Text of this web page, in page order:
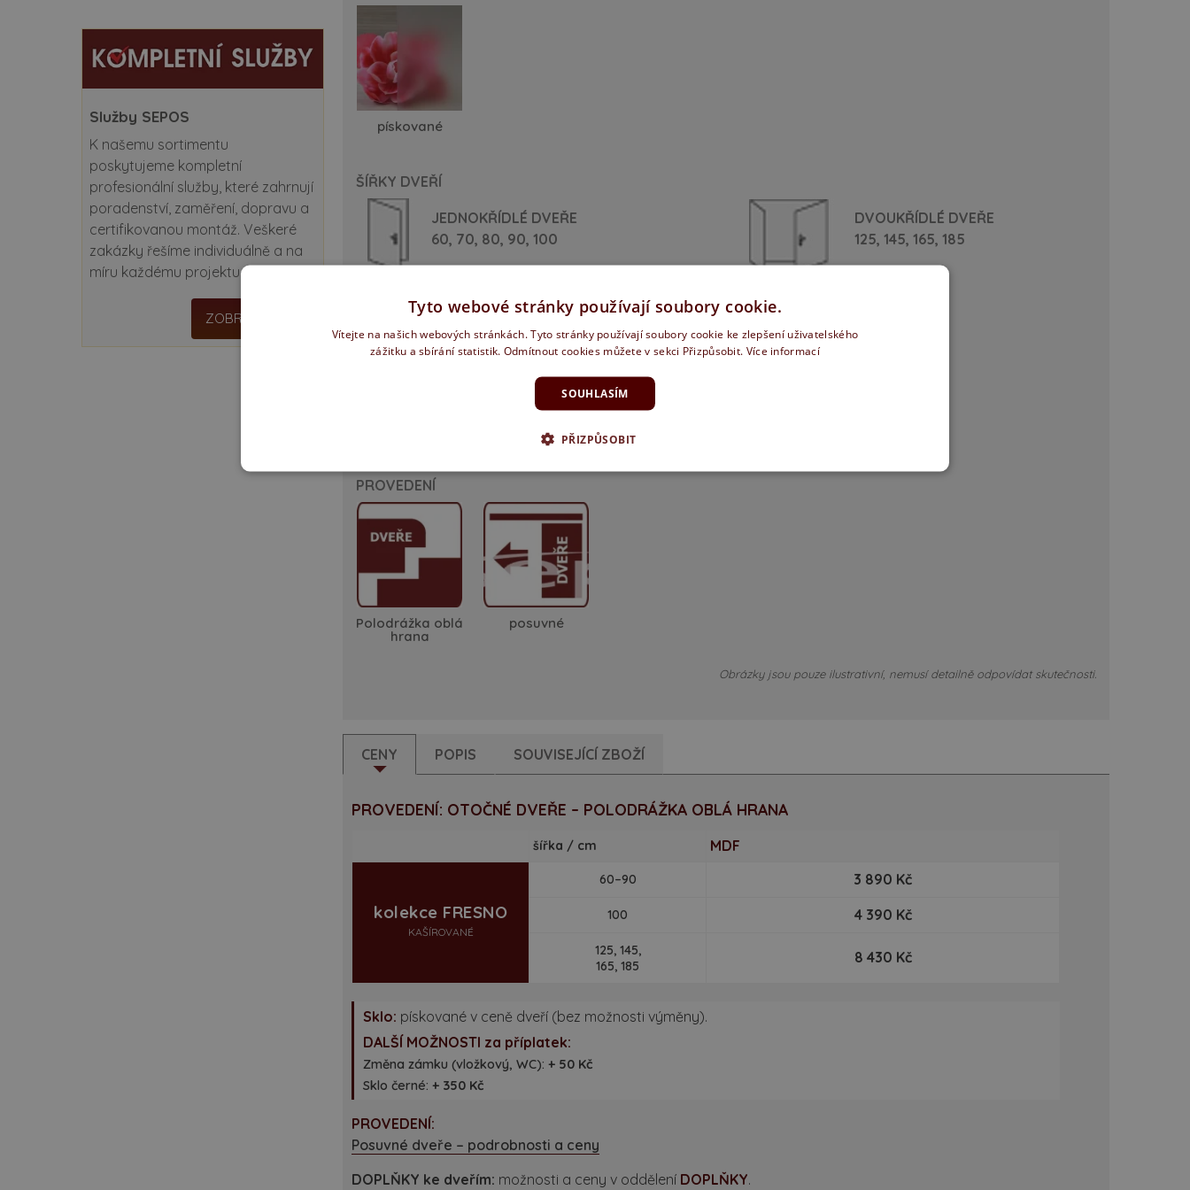
pískované
ŠÍŘKY DVEŘÍ
JEDNOKŘÍDLÉ DVEŘE
60, 70, 80, 90, 100
DVOUKŘÍDLÉ DVEŘE
125,145,165,185
PROVEDENÍ
Polodrážka oblá
hrana
posuvné
Obrázky jsou pouze ilustrativní, nemusí detailně odpovídat skutečnosti.
CENY POPIS SOUVISEJÍCÍ ZBOŽÍ
PROVEDENÍ: OTOČNÉ DVEŘE – POLODRÁŽKA OBLÁ HRANA
šířka / cm MDF
kolekce FRESNO
KAŠÍROVANÉ
60–90 3 890 Kč
100 4 390 Kč
125, 145,
165, 185
8 430 Kč
Sklo: pískované v ceně dveří (bez možnosti výměny).
DALŠÍ MOŽNOSTI za příplatek:
Změna zámku (vložkový, WC): + 50 Kč
Sklo černé: + 350 Kč
PROVEDENÍ:
Posuvné dveře – podrobnosti a ceny
DOPLŇKY ke dveřím: možnosti a ceny v oddělení DOPLŇKY.
Služby SEPOS
K našemu sortimentu
poskytujeme kompletní
profesionální služby, které zahrnují
poradenství, zaměření, dopravu a
certifikovanou montáž. Veškeré
zakázky řešíme individuálně a na
míru každému projektu.
ZOBRAZIT VÍCE
Tyto webové stránky používají soubory cookie.
Vítejte na našich webových stránkách. Tyto stránky používají soubory cookie ke zlepšení uživatelského
zážitku a sbírání statistik. Odmítnout cookies můžete v sekci Přizpůsobit. Více informací
SOUHLASÍM
PŘIZPŮSOBIT